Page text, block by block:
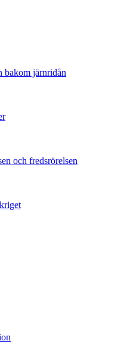
bakom järnridån
och fredsrörelsen